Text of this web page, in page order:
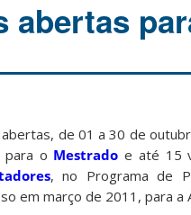
de 01 a 30 de
para o Mestrado e até 15
, no Programa de
em março de 2011, para a